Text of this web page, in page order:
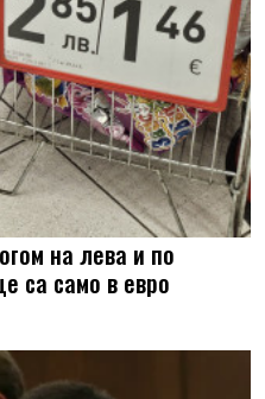
на лева и по
са само в евро